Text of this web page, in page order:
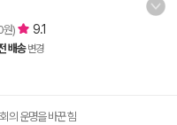
원) 9.1
배송 변경
의 운명을 바꾼 힘